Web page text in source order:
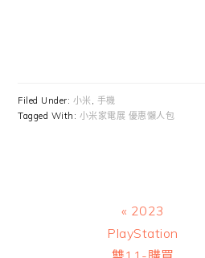
Filed Under: 小米 手機
Tagged With: 小米家電展 優惠懶人包
Previous
Post:
« 2023
PlayStation